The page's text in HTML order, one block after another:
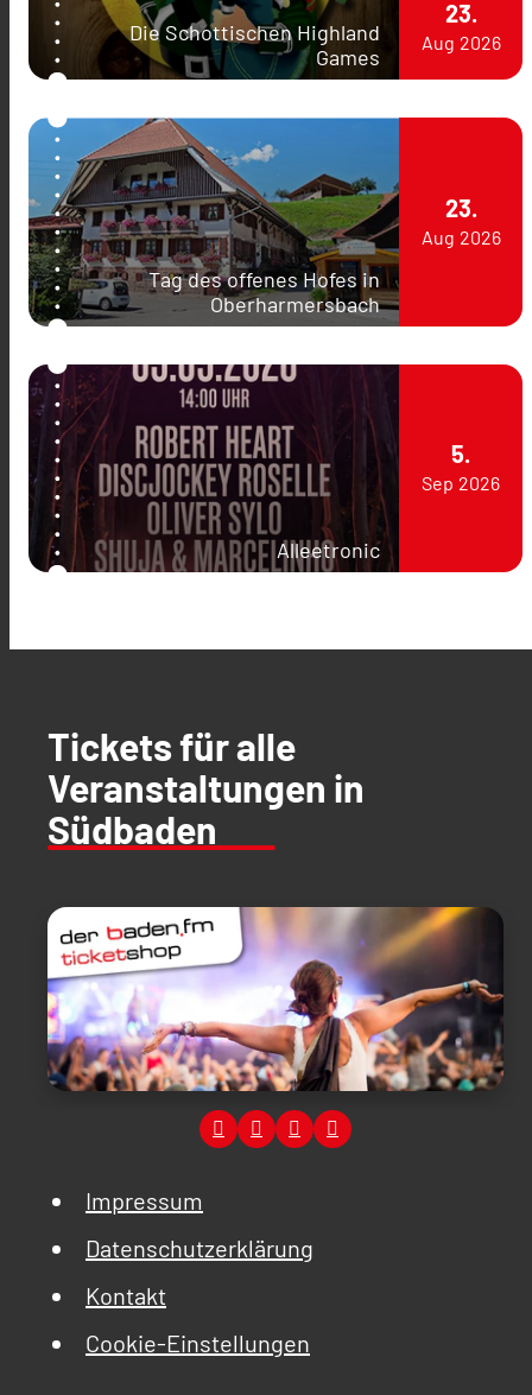
Die Schottischen Highland
Games
23.
Aug 2026
Tag des offenes Hofes in
Oberharmersbach
23.
Aug 2026
Alleetronic
5.
Sep 2026
Tickets für alle
Veranstaltungen in
Südbaden
Impressum
Datenschutzerklärung
Kontakt
Cookie-Einstellungen